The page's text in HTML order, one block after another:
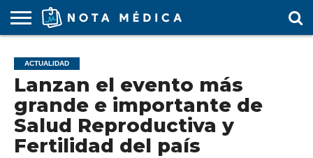
MÉDICA
ARS
ARTÍCULO
ACTUALIDAD
COLEGIO
MÉDICO
COVID-
19
EDUCACIÓN
MÉDICA
ESTUDIANTES
FARMACÉUTICAS
GUBERNAMENTAL
HOSPITALES
Y CLÍNICAS
MARKETING
MÉDICO
RESIDENTES
SALUD
LABORAL
SOCIEDADES
MÉDICAS
TURISMO
MÉDICO
VÍDEOS
ACTUALIDAD
Lanzan el evento más
grande e importante de
Salud Reproductiva y
Fertilidad del país